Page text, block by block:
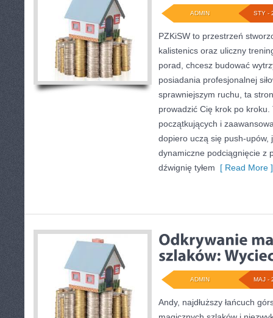
STY -
ADMIN
PZKiSW to przestrzeń
kalistenics oraz uliczny
porad, chcesz budować
posiadania profesjonalnej
sprawniejszym ruchu, ta
prowadzić Cię krok po
początkujących i
dopiero uczą się push-upów,
dynamiczne podciągnięcie z
dźwignię tyłem [ Read More ]
MAJ -
ADMIN
Andy, najdłuższy łańcuch